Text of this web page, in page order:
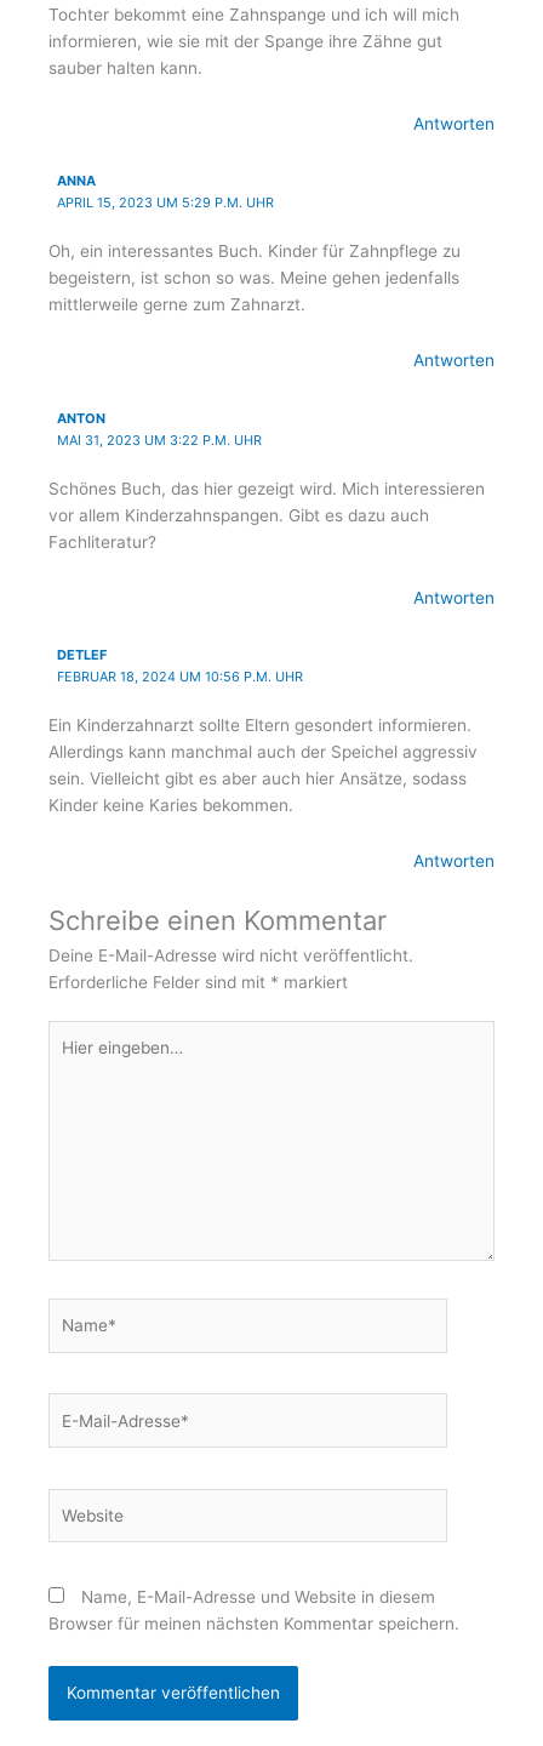
Tochter bekommt eine Zahnspange und ich will mich
informieren, wie sie mit der Spange ihre Zähne gut
sauber halten kann.
Antworten
ANNA
APRIL 15, 2023 UM 5:29 P.M. UHR
Oh, ein interessantes Buch. Kinder für Zahnpflege zu
begeistern, ist schon so was. Meine gehen jedenfalls
mittlerweile gerne zum Zahnarzt.
Antworten
ANTON
MAI 31, 2023 UM 3:22 P.M. UHR
Schönes Buch, das hier gezeigt wird. Mich interessieren
vor allem Kinderzahnspangen. Gibt es dazu auch
Fachliteratur?
Antworten
DETLEF
FEBRUAR 18, 2024 UM 10:56 P.M. UHR
Ein Kinderzahnarzt sollte Eltern gesondert informieren.
Allerdings kann manchmal auch der Speichel aggressiv
sein. Vielleicht gibt es aber auch hier Ansätze, sodass
Kinder keine Karies bekommen.
Antworten
Schreibe einen Kommentar
Deine E-Mail-Adresse wird nicht veröffentlicht.
Erforderliche Felder sind mit * markiert
eingeben…
Mail-
Name, E-Mail-Adresse und Website in diesem
Browser für meinen nächsten Kommentar speichern.